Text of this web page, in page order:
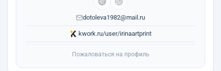
dotoleva1982@mail.ru
kwork.ru/user/irinaartprint
Пожаловаться на профиль